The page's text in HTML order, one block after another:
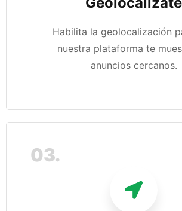
Habilita la geolocalización
nuestra plataforma te
anuncios cercanos.
03.